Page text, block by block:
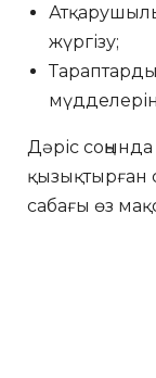
жүргізу;
Дәріс
қызықтырған
сабағы өз